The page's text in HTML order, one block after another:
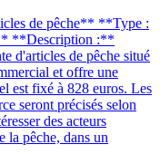
de pêche** **Type :
**Description :**
d'articles de pêche situé
et offre une
est fixé à 828 euros. Les
seront précisés selon
des acteurs
la pêche, dans un